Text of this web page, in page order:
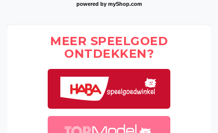
powered by myShop.com
MEER SPEELGOED
ONTDEKKEN?